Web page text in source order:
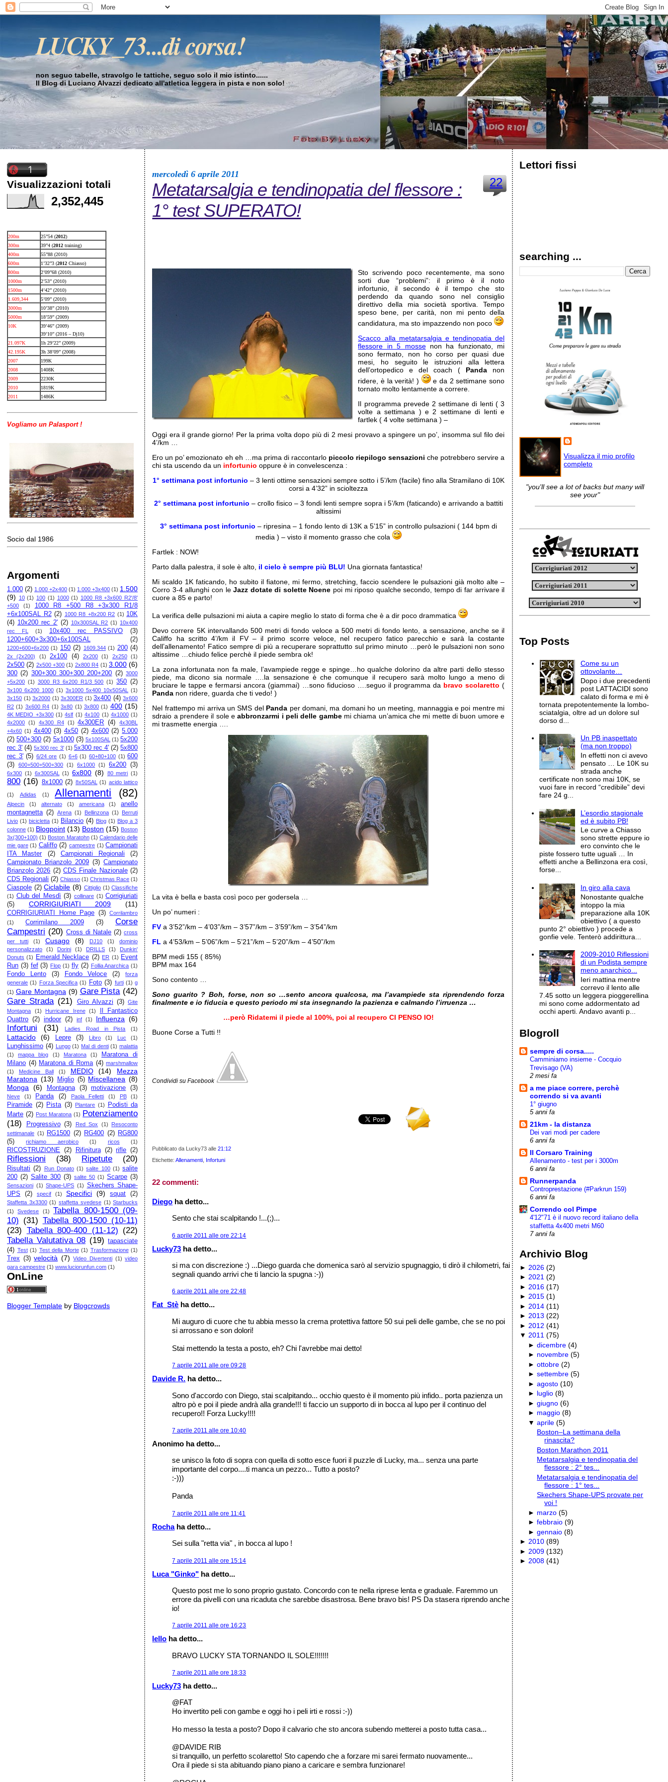
LUCKY_73...di corsa!
non seguo tabelle, stravolgo le tattiche, seguo solo il mio istinto......
Il Blog di Luciano Alvazzi dedicato all'atletica leggera in pista e non solo!
Visualizzazioni totali
2,352,445
200m 25”54 (2012)
300m
39”4 (2012 training)
400m
55”88 (2010)
600m
1’32”3 (2012 Chiasso)
800m
2’09”68 (2010)
1000m
2’53” (2010)
1500m
4’42” (2010)
1.609,344
5’09” (2010)
3000m
10’38” (2010)
5000m
18’59” (2009)
10K
39’46” (2009)
39’10” (2016 – Dj10)
21.097K
1h 29’22” (2009)
42.195K
3h 38’09” (2008)
2007
199K
2008
1408K
2009
2230K
2010
1819K
2011
1486K
Vogliamo un Palasport !
Socio dal 1986
Argomenti
1.000 (2) 1.000 +2x400 (1) 1.000 +3x400 (1) 1.500
(9)
10 (1) 100 (1) 1000 (1) 1000 R8 +3x600 R2'/8'
+500
(1)
1000 R8 +500 R8 +3x300 R1/8
+6x100SAL R2 (2) 1000 R8 +8x200 R2 (1) 10K
(4) 10x200 rec 2' (2) 10x300SAL R2 (1) 10x400
rec FL
(1) 10x400 rec PASSIVO
(3)
1200+600+3x300+6x100SAL
(2)
1200+600+6x200 (1) 150 (2) 1609.344 (1) 200 (4)
2x (2x200) (1) 2x100 (4) 2x200 (1) 2x250 (1)
2x500 (2) 2x500 +300 (1) 2x800 R4 (1) 3.000 (6)
300 (2) 300+300 300+300 200+200 (2) 3000
+5x200 (1) 3000 R3 6x200 R1/3 500 (1) 350 (2)
3x100 6x200 1000 (1) 3x1000 5x400 10x50SAL
(1)
3x150 (1) 3x2000 (1) 3x300ER (1) 3x400 (4) 3x600
R2 (1) 3x600 R4 (1) 3x80 (1) 3x800 (1) 400 (15)
4K MEDIO +3x300 (1) 4slf (1) 4x100 (1) 4x1000 (1)
4x2000 (1) 4x300 R4 (1) 4x300ER (4)
4x30BL
+4x60 (1) 4x400 (3) 4x50 (2) 4x600 (2) 5.000
(2) 500+300 (2) 5x1000 (3) 5x100SAL (1) 5x200
rec 3' (4) 5x300 rec 3' (1) 5x300 rec 4' (2) 5x800
rec 3' (5) 6/24 ore (1) 6+6 (1) 60+80+100 (1) 600
(3)
600+500+500+300 (1) 6x1000 (1) 6x200 (3)
6x300 (1) 6x300SAL (1) 6x800 (8) 80 metri (1)
800 (16) 8x1000 (2) 8x50SAL (1) acido lattico
(1) Adidas (1) Allenamenti (82)
Alpecin (1) alternato (1) americana (1)
anello
montagnetta (2) Arena (1) Bellinzona (1)
Berruti
Livio (1) bicicletta (1) Bilancio (4) Blog (1) Blog a 3
colonne (1) Blogpoint (13) Boston (15) Boston
3x(300+100) (1) Boston Maratohn (1) Calendario delle
mie gare (1) Califfo (2) campestre (1) Campionati
ITA Master
(2) Campionati Regionali
(2)
Campionato Brianzolo 2009 (3) Campionato
Brianzolo 2026 (2) CDS Finale Nazionale (2)
CDS Regionali (2) Chiasso (1) Christmas Race (1)
Ciaspole (2) Ciclabile (8) Cittiglio (1) Classifiche
(1) Club del Mesdì (3) collinare (1) Corrigiuriati
(5)
CORRIGIURIATI 2009 (11)
CORRIGIURIATI Home Page (3)
Corrilambro
(1)
Corrimilano 2009 (3)
Corse
Campestri (20) Cross di Natale (2) cross
per tutti
(1) Cusago (8) DJ10 (1)
dominio
personalizzato
(1) Dorini (1) DRILLS (1)
Dunkin'
Donuts (1) Emerald Necklace (2) ER (1) Event
Run (3) fef (3) Flop (1) fly (2) Follia Anarchica (1)
Fondo Lento (3) Fondo Veloce (2)
forza
generale (1) Forza Specifica (1) Foto (3) furti (1) g
(1) Gare Montagna (9) Gare Pista (42)
Gare Strada (21) Giro Alvazzi (3)
Gite
Montagna
(1) Hurricane Irene (1)
Il Fantastico
Quattro (2) indoor (2) inf (1) Influenza (6)
Infortuni (31) Ladies Road in Pista (1)
Lattacido (6) Lepre (3) Libro (1) Luc (1)
Lunghissimo (4) Lungo (1) Mal di denti (1) malattia
(1)
mappa blog (1) Maratona (1)
Maratona di
Milano (4) Maratona di Roma (4) marshmallow
(1)
Medicine Ball (1) MEDIO (14)
Mezza
Maratona (13) Miglio (5) Miscellanea (8)
Monga
(6) Montagna (3) motivazione (3)
Neve (1) Panda (2) Paola Felletti (1) PB (1)
Piramide (2) Pista (3) Plantare (1)
Podisti da
Marte (2) Post Maratona (1) Potenziamento
(18)
Progressivo (3) Red Sox (1)
Resoconto
settimanale (1) RG1500 (2) RG400 (2) RG800
(5)
richiamo aerobico (1) ricos (1)
RICOSTRUZIONE (2) Rifinitura (2) rifle (2)
Riflessioni (38) Ripetute (20)
Risultati (2) Run Donato (1) salite 100 (1) salite
200 (2) Salite 300 (3) salite 50 (1) Scarpe (3)
Sensazioni (1) Shape-UPS (1) Skechers Shape-
UPS
(2) specif (1) Specifici (9) squat (2)
Staffetta 3x3300 (1) staffetta svedese (1) Starbucks
(1)
Svedese (1)
Tabella 800-1500 (09-
10) (31) Tabella 800-1500 (10-11)
(23) Tabella 800-400 (11-12) (22)
Tabella Valutativa 08 (19) tapasciate
(4) Test (1) Test della Morte (1) Trasformazione (1)
Trex (3) velocità (7) Video Divertenti (1) video
gara campestre (1) www.luciorunfun.com (1)
OnLine
Blogger Template by Blogcrowds
mercoledì 6 aprile 2011
22
Metatarsalgia e tendinopatia del flessore :
1° test SUPERATO!
Sto scrivendo poco recentemente, ma sono
sorti due “problemi”: il primo è il noto
infortunio, il secondo è il tempo che sto
perdendo da quando sono nel consiglio
direttivo della mia società sportiva. Tempo
speso bene, per carità, non mi pento della
candidatura, ma sto impazzendo non poco
Scacco alla metatarsalgia e tendinopatia del
flessore in 5 mossenon ha funzionato, mi
sono fermato, non ho corso per quasi due
mesi, ho seguito le istruzioni alla lettera
dell’ortopedico e del coach ( Panda non
ridere, è la verità! )
e da 2 settimane sono
tornato molto lentamente a correre.
Il programma prevede 2 settimane di lenti ( 3
volte a settimana ) e 2 settimane di lenti e
fartlek ( 4 volte settimana ) –
Oggi era il grande giorno! Per la prima volta dopo più di 2 mesi provavo a spingere un po’, insomma sul filo dei
4’/km …
Ero un po’ emozionato eh eh …ma prima di raccontarlo piccolo riepilogo sensazioni che potrebbero servire a
chi sta uscendo da un infortunio oppure è in convelescenza :
1° settimana post infortunio – 3 lenti ottime sensazioni sempre sotto i 5’/km (facile) fino alla Stramilano di 10K
corsi a 4’32” in scioltezza
2° settimana post infortunio – crollo fisico – 3 fondi lenti sempre sopra i 5’/km (faticando) e arrivando a battiti
altissimi
3° settimana post infortunio – ripresina – 1 fondo lento di 13K a 5’15” in controllo pulsazioni ( 144 bpm di
media ) – visto il momento grasso che cola
Fartlek : NOW!
Parto dalla palestra, il sole è alto, il cielo è sempre più BLU! Una giornata fantastica!
Mi scaldo 1K faticando, ho subito il fiatone, mi fermo, stretching, faccio scendere le pulsazioni già molto alte –
Corro 3-4 allunghi con leJazz dotate di solette Noene poi mi riposo qualche secondo, tempo di far arrivare il
cuore a 85 e parto!
La verifica delle pulsazioni mi aiuta a capire meglio lo stato di forma che è a dir poco drammatica
Devo correre 5K intervallando 500 metri di fondo veloce a 500 metri di fondo lento, a sensazione, anche se il
Califfo ha scritto 4’/km il FV – il primo scorre veloce, nel recupero fatico parecchio e sarà la costante
dell’allenamento! Fatico sempre di più a recuperare soprattutto sul primo minuto …però le pulsazioni non sono
altissime …chiudo felice perchè il piede sembra ok!
La zona infortunata non fa male, l’avampiede regge e spinge…ho qualche dolorino da altre parti dello stesso
piede, ma dicono sia normale ….la sensazione è che comunque il recupero sarà molto lungo a meno di
bruciare le tappe e fermarsi ancora (giammai) …sono fiducioso ….seguo il programma da bravo scolaretto (
Panda non ridere, guarda che ti vedo! )
Nel frattempo mi arriva un SMS del Panda per domani, ma domani ho un meeting, mannaggia e poi mentre mi
sdraio a prendere il sole eabbronzarmi i peli delle gambemi chiama un’amica che mi mette di buon umore e
mi trasmette energia ….
La vita è bella e basta così poco per godersela …
Un po’ numeri :
FV a 3’52”/km – 4’03”/km – 3’57”/km – 3’59”/km – 3’54”/km
FL a 4’53/km – 5’06”/km – 5’21”/km – 5’20”/km – 4’50”/km
BPM medi 155 ( 85%)
BPM max 164
Sono contento …
Sono guarito ? Boh, forse, non so …sento ancora qualcosa, ma l’avampiede sta riprendendo forza
finalmente e io fiducia e questo periodo mi sta insegnando la pazienza e calmando l’irruenza …
…però Ridatemi il piede al 100%, poi al recupero CI PENSO IO!
Buone Corse a Tutti !!
Condividi su Facebook
Pubblicato da Lucky73alle21:12
Etichette:Allenamenti Infortuni
22 commenti:
Diego ha detto...
Sento che stai scalpitando !...(;)...
6 aprile 2011 alle ore 22:14
Lucky73 ha detto...
si ma con discrezione :) ...Diego guarda che domenica sarò al servizio spugnaggio, ti dirò il chilometri, fai
segnali quando arrivi che ti lancio la spugna :-))
6 aprile 2011 alle ore 22:48
Fat_Stè ha detto...
Mi auguro di cuore che tu abbia messo la crema protettiva fattore 50 sui peli delle gambe, che se no poi
si arrossano e son dolori!
Stai mettendo la testa a posto, eh? Chi l'avrebbe mai detto!
7 aprile 2011 alle ore 09:28
Davide R. ha detto...
Sono d'accordo con Diego, stai scalpitando... occhio questo è il momento più infido.. porta pazienza un
altro pò e poi il piede andrà alla grande!!! ti faccio un supporto di in bocca al lupo per il continuo del
recupero!! Forza Lucky!!!!
7 aprile 2011 alle ore 10:40
Anonimo ha detto...
se unisco la foto di sopra con quella di sotto esce fuori il puzzle di Lucky, ma... senza una parte
importante del corpo....ti manca un pezzo... Tutto a posto?
:-)))
Panda
7 aprile 2011 alle ore 11:41
Rochaha detto...
Sei sulla "retta via" , in bocca al lupo !
7 aprile 2011 alle ore 15:14
Luca "Ginko" ha detto...
Questo post me lo sono proprio gustato. Concordo con te nella riprese lenta e graduale. Faremmo un
errore da pivelli con una ricaduta che sarebbe disastrosa. Bene bravo bis! PS Da stasera riprendo anche
io!
7 aprile 2011 alle ore 16:23
lello ha detto...
BRAVO LUCKY STA TORNANDO IL SOLE!!!!!!!
7 aprile 2011 alle ore 18:33
Lucky73 ha detto...
@FAT
Ho invertito peli con gambe e oggi ho i peli irti e rossi :-))
Ho messo la testa a posto? Dopo il calvario che sto ancora subendo metterei a posto tutta casa...
@DAVIDE RIB
si tranquillo, un perfetto scolaretto! Sto capendo che a forzare mi sarei fermato nuovamente...
Ora il piede si sta abituando piano piano a caricare e sembra funzionare!
Lettori fissi
searching ...
Visualizza il mio profilo
completo
"you'll see a lot of backs but many will
see your"
Top Posts
Come su un
ottovolante…
Dopo i due precedenti
post LATTACIDI sono
calato di forma e mi è
tornata prepotentemente la lombo-
sciatalgia, oltre ad un dolore sul
dorso d...
Un PB inaspettato
(ma non troppo)
In effetti non ci avevo
pensato … Le 10K su
strada anche
certificate non sono mai 10K, se
vuoi fare in record “credibile” devi
fare 24 g...
L’esordio stagionale
ed è subito PB!
Le curve a Chiasso
sono strette eppure io
ero convinto che le
piste fossero tutte uguali … In
effetti anche a Bellinzona era così,
forse...
In giro alla cava
Nonostante qualche
intoppo la mia
preparazione alla 10K
obiettivo ( a questo
punto 2° obiettivo ) procede a
gonfie vele. Tenterò addirittura...
2009-2010 Riflessioni
di un Podista sempre
meno anarchico...
Ieri mattina mentre
correvo il lento alle
7.45 sotto un leggera pioggerellina
mi sono come addormentato ad
occhi aperti. Andavo avanti p...
Blogroll
sempre di corsa.....
Camminiamo insieme - Cocquio
Trevisago (VA)
2 mesi fa
a me piace correre, perchè
correndo si va avanti
1° giugno
5 anni fa
21km - la distanza
Dei vari modi per cadere
6 anni fa
Il Corsaro Training
Allenamento - test per i 3000m
6 anni fa
Runnerpanda
Controprestazione (#Parkrun 159)
6 anni fa
Correndo col Pimpe
4'12"71 è il nuovo record italiano della
staffetta 4x400 metri M60
7 anni fa
Archivio Blog
► 2026 (2)
►2021 (2)
► 2016 (17)
►2015 (1)
► 2014 (11)
►2013 (22)
► 2012 (41)
▼2011 (75)
►dicembre (4)
► novembre (5)
►ottobre (2)
►settembre (5)
►agosto (10)
► luglio (8)
►giugno (6)
► maggio (8)
▼aprile (5)
Boston–La settimana della
rinascita?
Boston Marathon 2011
Metatarsalgia e tendinopatia del
flessore : 2° tes...
Metatarsalgia e tendinopatia del
flessore : 1° tes...
Skechers Shape-UPS provate per
voi !
► marzo (5)
►febbraio (9)
►gennaio (8)
►2010 (89)
► 2009 (132)
►2008 (41)